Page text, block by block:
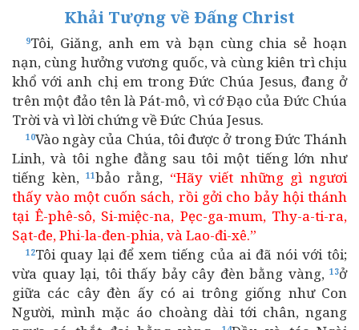
Khải Tượng về Ðấng Christ
9Tôi, Giăng, anh em và bạn cùng chia sẻ hoạn
nạn, cùng hưởng vương quốc, và cùng kiên trì chịu
khổ với anh chị em trong Ðức Chúa Jesus, đang ở
trên một đảo tên là Pát-mô, vì cớ Ðạo của Ðức Chúa
Trời và vì lời chứng về Ðức Chúa Jesus.
10Vào ngày của Chúa, tôi được ở trong Ðức Thánh
Linh, và tôi nghe đằng sau tôi một tiếng lớn như
tiếng kèn,11bảo rằng, “Hãy viết những gì ngươi
thấy vào một cuốn sách, rồi gởi cho bảy hội thánh
tại Ê-phê-sô, Si-miệc-na, Pẹc-ga-mum, Thy-a-ti-ra,
Sạt-đe, Phi-la-đen-phia, và Lao-đi-xê.”
12Tôi quay lại để xem tiếng của ai đã nói với tôi;
vừa quay lại, tôi thấy bảy cây đèn bằng vàng, 13ở
giữa các cây đèn ấy có ai trông giống như Con
Người, mình mặc áo choàng dài tới chân, ngang